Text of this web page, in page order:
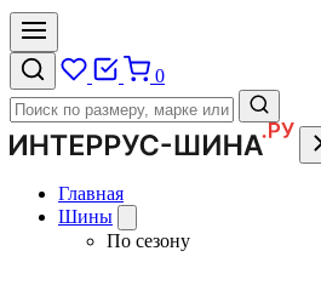
0
Главная
Шины
По сезону